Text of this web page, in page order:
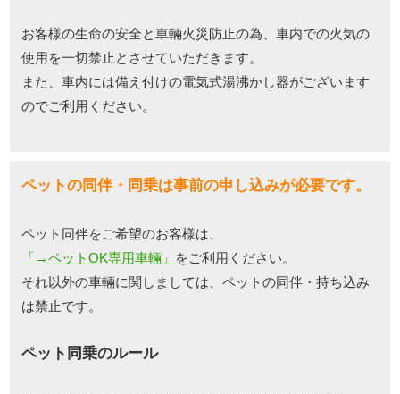
お客様の生命の安全と車輛火災防止の為、車内での火気の
使用を一切禁止とさせていただきます。
また、車内には備え付けの電気式湯沸かし器がございます
のでご利用ください。
ペットの同伴・同乗は事前の申し込みが必要です。
ペット同伴をご希望のお客様は、
「→ペットOK専用車輛」
をご利用ください。
それ以外の車輛に関しましては、ペットの同伴・持ち込み
は禁止です。
ペット同乗のルール